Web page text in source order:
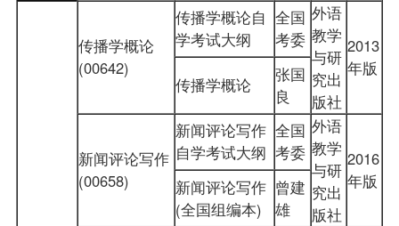
传播学概论
(00642)
传播学概论自
学考试大纲
全国
考委
外语
教学
与研
究出
版社
2013
年版
传播学概论
张国
良
新闻评论写作
(00658)
新闻评论写作
自学考试大纲
全国
考委
外语
教学
与研
究出
版社
2016
年版
新闻评论写作
(全国组编本)
曾建
雄